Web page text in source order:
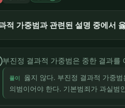
적 가중범과 관련된 설명 중에서
부진정 결과적 가중범은 중한 결과
풀이
옳지 않다. 부진정 결과적 가중
의범이어야 한다. 기본범죄가 과실범